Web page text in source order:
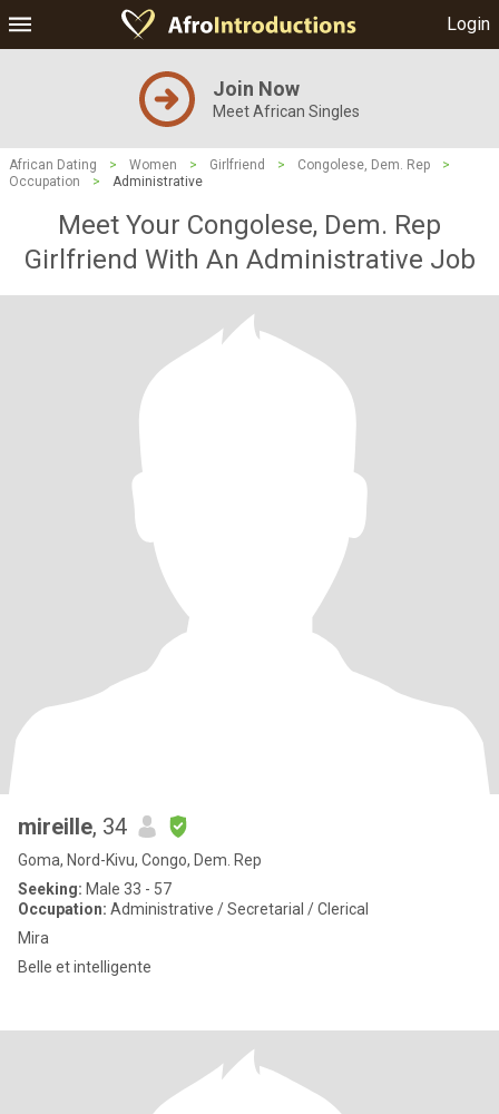
Login
Join Now
Meet African Singles
African Dating > Women > Girlfriend > Congolese, Dem. Rep
>
Occupation
> Administrative
Meet Your Congolese, Dem. Rep
Girlfriend With An Administrative Job
mireille, 34
Goma, Nord-Kivu, Congo, Dem. Rep
Seeking: Male 33 - 57
Occupation: Administrative / Secretarial / Clerical
Mira
Belle et intelligente